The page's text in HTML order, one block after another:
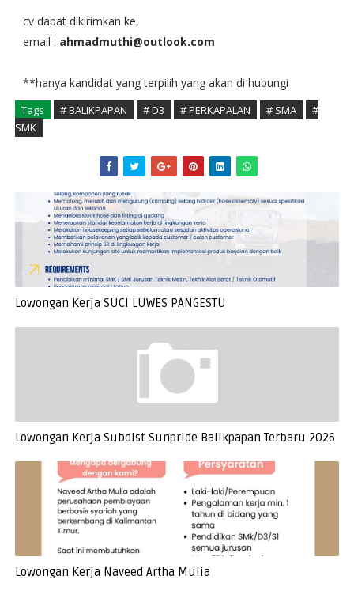
cv dapat dikirimkan ke,
email : ahmadmuthi@outlook.com
**hanya kandidat yang terpilih yang akan di hubungi
Tags # BALIKPAPAN # D3 # PERKAPALAN # SMA
#
SMK
Lowongan Kerja SUCI LUWES PANGESTU
Lowongan Kerja Subdist Sunpride Balikpapan Terbaru 2026
Lowongan Kerja Naveed Artha Mulia